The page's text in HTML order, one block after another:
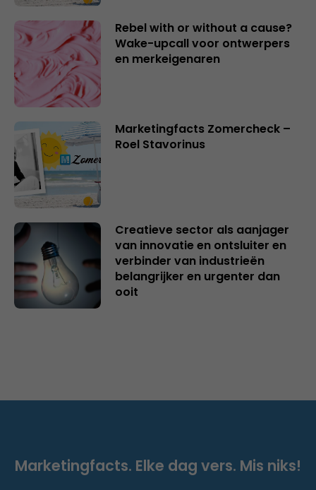
Rebel with or without a cause?
Wake-upcall voor ontwerpers
en merkeigenaren
Marketingfacts Zomercheck –
Roel Stavorinus
Creatieve sector als aanjager
van innovatie en ontsluiter en
verbinder van industrieën
belangrijker en urgenter dan
ooit
Marketingfacts. Elke dag vers. Mis niks!